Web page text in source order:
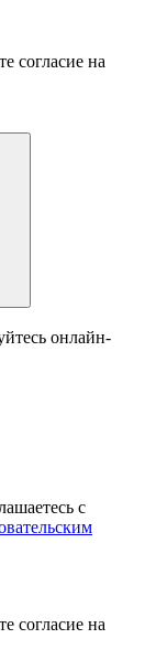
согласие на
онлайн-
с
согласие на